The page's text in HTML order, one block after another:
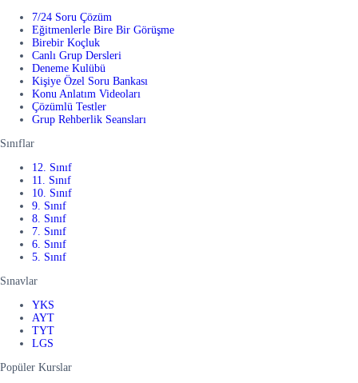
7/24 Soru Çözüm
Eğitmenlerle Bire Bir Görüşme
Birebir Koçluk
Canlı Grup Dersleri
Deneme Kulübü
Kişiye Özel Soru Bankası
Konu Anlatım Videoları
Çözümlü Testler
Grup Rehberlik Seansları
Sınıflar
12. Sınıf
11. Sınıf
10. Sınıf
9. Sınıf
8. Sınıf
7. Sınıf
6. Sınıf
5. Sınıf
Sınavlar
YKS
AYT
TYT
LGS
Popüler Kurslar